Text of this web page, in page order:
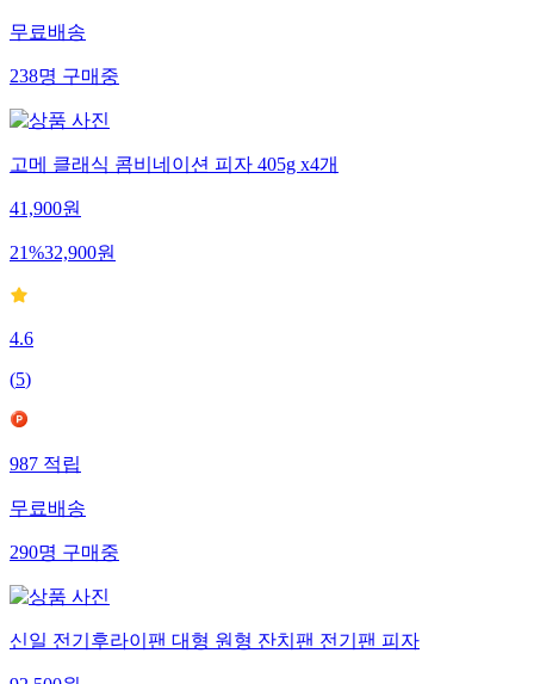
무료배송
238명구매중
고메 클래식 콤비네이션 피자 405g x4개
41,900원
21%32,900원
4.6
(5)
987적립
무료배송
290명구매중
신일 전기후라이팬 대형 원형 잔치팬 전기팬 피자